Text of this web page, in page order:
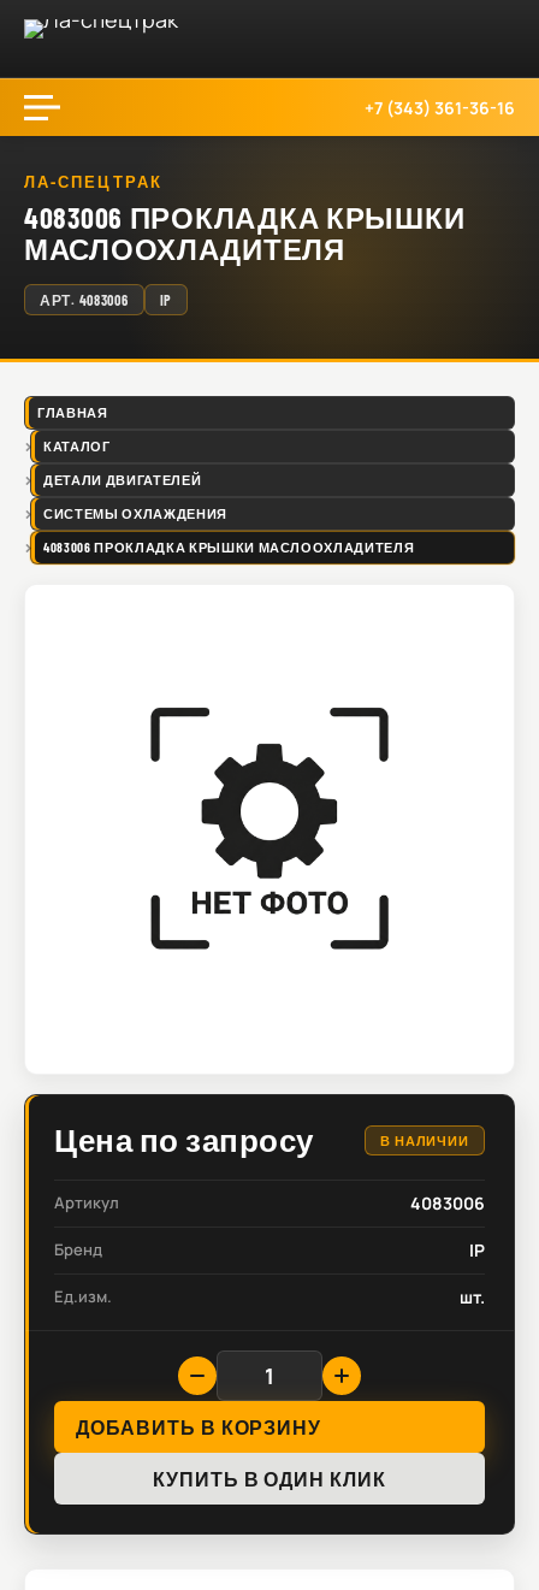
+7 (343) 361-36-16
ЛА-СПЕЦТРАК
4083006 ПРОКЛАДКА КРЫШКИ
МАСЛООХЛАДИТЕЛЯ
АРТ. 4083006 IP
ГЛАВНАЯ
КАТАЛОГ
ДЕТАЛИ ДВИГАТЕЛЕЙ
СИСТЕМЫ ОХЛАЖДЕНИЯ
4083006 ПРОКЛАДКА КРЫШКИ МАСЛООХЛАДИТЕЛЯ
Цена по запросу В НАЛИЧИИ
Артикул 4083006
Бренд IP
Ед.изм. шт.
ДОБАВИТЬ В КОРЗИНУ
КУПИТЬ В ОДИН КЛИК